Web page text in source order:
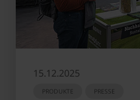
15.12.2025
PRODUKTE PRESSE